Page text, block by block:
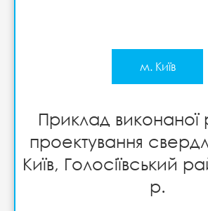
м. Київ
Приклад виконаної
проектування
Київ, Голосіївський
р.